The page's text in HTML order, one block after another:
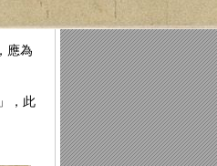
應為
，此